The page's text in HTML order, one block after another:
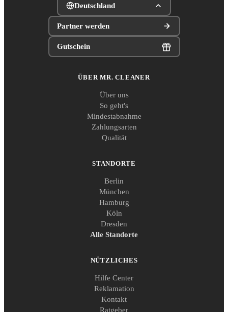
Deutschland
Partner werden
Gutschein
ÜBER MR. CLEANER
Über uns
So geht's
Mindestabnahme
Zahlungsarten
Qualität
STANDORTE
Berlin
München
Hamburg
Köln
Dresden
Alle Standorte
NÜTZLICHES
Hilfe Center
Reklamation
Kontakt
Ratgeber